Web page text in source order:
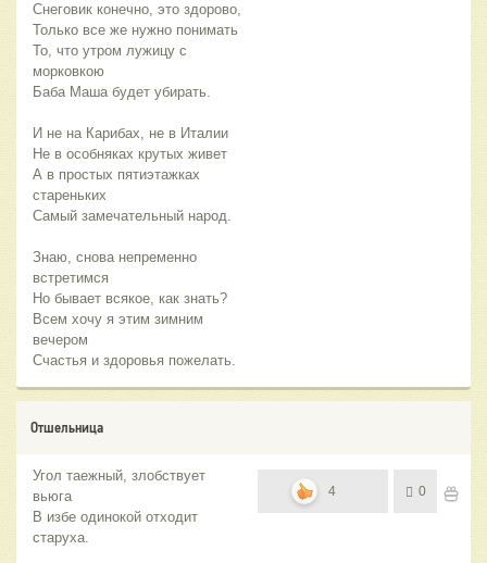
Снеговик конечно, это здорово,
Только все же нужно понимать
То, что утром лужицу с
морковкою
Баба Маша будет убирать.
И не на Карибах, не в Италии
Не в особняках крутых живет
А в простых пятиэтажках
стареньких
Самый замечательный народ.
Знаю, снова непременно
встретимся
Но бывает всякое, как знать?
Всем хочу я этим зимним
вечером
Счастья и здоровья пожелать.
Отшельница
Угол таежный, злобствует
вьюга
В избе одинокой отходит
старуха.
4 0